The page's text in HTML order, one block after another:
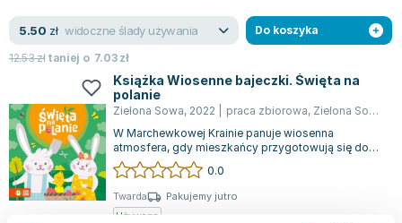
5.50 zł widoczne ślady używania
12.53złtaniej o 7.03zł
Do koszyka
Książka Wiosenne bajeczki. Święta na
polanie
Zielona Sowa, 2022 praca zbiorowa, Zielona Sowa
W Marchewkowej Krainie panuje wiosenna
atmosfera, gdy mieszkańcy przygotowują się do
nadchodzącej Wielkanocy. Zając Maniek jest po...
0.0
Twarda
Pakujemy jutro
Używana